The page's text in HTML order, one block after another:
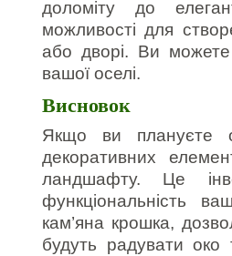
доломіту до
можливості для
або дворі. Ви
вашої оселі.
Висновок
Якщо ви плануєте
декоративних
ландшафту. Це
функціональність
кам’яна крошка,
будуть радувати око